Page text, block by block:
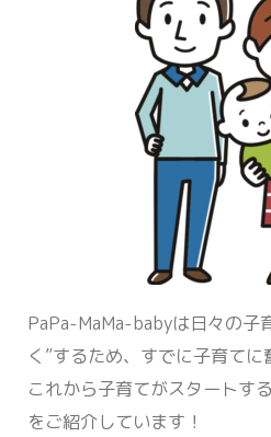
PaPa-MaMa-babyは日々の子
く”するため、すでに子育てに
これから子育てがスタートす
をご紹介しています！